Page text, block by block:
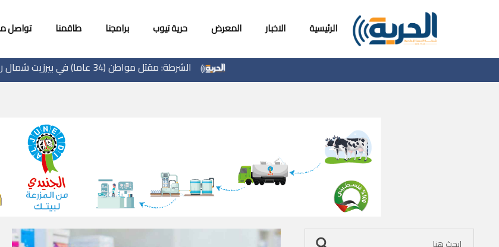
الرئيسية الاخبار المعرض حرية تيوب برامجنا طاقمنا تواصل
الشرطة: مقتل مواطن (34 عاما) في بيرزيت شمال رام الله